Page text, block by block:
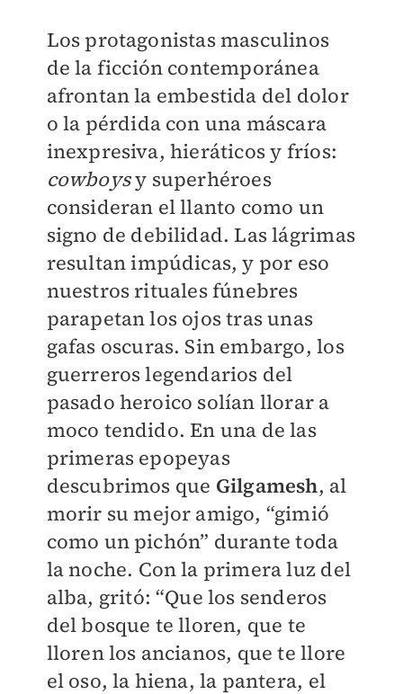
Los protagonistas masculinos
de la ficción contemporánea
afrontan la embestida del dolor
o la pérdida con una máscara
inexpresiva, hieráticos y fríos:
cowboysy superhéroes
consideran el llanto como un
signo de debilidad. Las lágrimas
resultan impúdicas, y por eso
nuestros rituales fúnebres
parapetan los ojos tras unas
gafas oscuras. Sin embargo, los
guerreros legendarios del
pasado heroico solían llorar a
moco tendido. En una de las
primeras epopeyas
descubrimos que Gilgamesh, al
morir su mejor amigo, “gimió
como un pichón” durante toda
la noche. Con la primera luz del
alba, gritó: “Que los senderos
del bosque te lloren, que te
lloren los ancianos, que te llore
el oso, la hiena, la pantera, el